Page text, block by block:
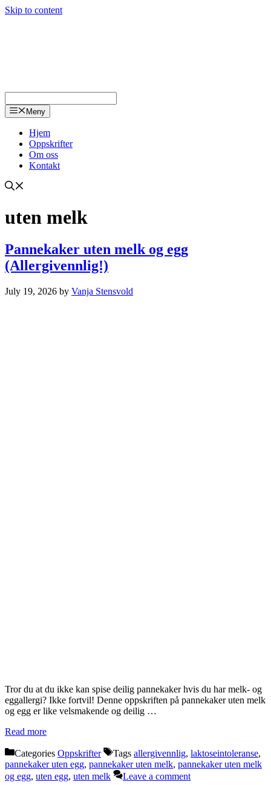
Skip to content
Meny
Hjem
Oppskrifter
Om oss
Kontakt
uten melk
Pannekaker uten melk og egg
(Allergivennlig!)
July 19, 2026 by Vanja Stensvold
Tror du at du ikke kan spise deilig pannekaker hvis du har melk- og
eggallergi? Ikke fortvil! Denne oppskriften på pannekaker uten melk
og egg er like velsmakende og deilig …
Read more
Categories Oppskrifter Tags allergivennlig, laktoseintoleranse,
pannekaker uten egg, pannekaker uten melk, pannekaker uten melk
og egg, uten egg, uten melk Leave a comment